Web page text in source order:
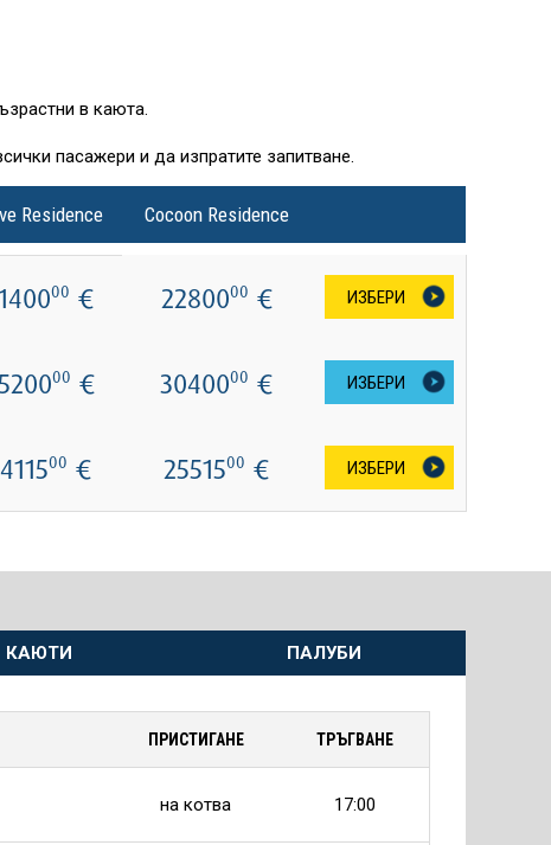
в каюта.
пасажери и да изпратите запитване.
Residence Cocoon Residence
00 € 2280000 € ИЗБЕРИ
00 € 3040000 € ИЗБЕРИ
00 € 2551500 € ИЗБЕРИ
КАЮТИ ПАЛУБИ
ПРИСТИГАНЕ ТРЪГВАНЕ
на котва 17:00